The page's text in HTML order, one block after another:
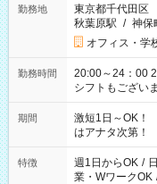
勤務地
東京都千代田区
秋葉原駅 / 神保
オフィス・学
勤務時間
20:00～24：00 22
シフトもござい
期間
激短1日～OK！
はアナタ次第！
特徴 週1日からOK /
業・WワークOK